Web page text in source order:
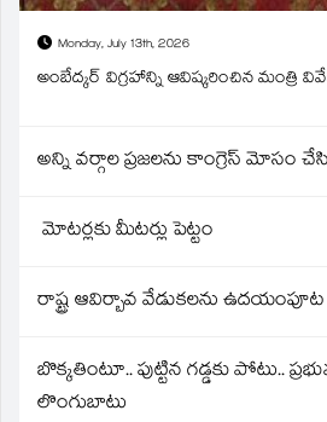
Monday, July 13th, 2026
అంబేద్కర్ విగ్రహాన్ని ఆవిష్కరించిన మంత్రి
అన్ని వర్గాల ప్రజలను కాంగ్రెస్ మోసం
మోటర్లకు మీటర్లు పెట్టం
రాష్ట్ర ఆవిర్బావ వేడుకలను
బొక్కతింటూ.. పుట్టిన గడ్డకు పోటు..
లొంగుబాటు